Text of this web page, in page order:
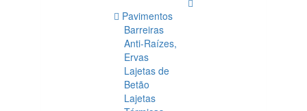
Pavimentos
Barreiras
Anti-Raízes,
Ervas
Lajetas de
Betão
Lajetas